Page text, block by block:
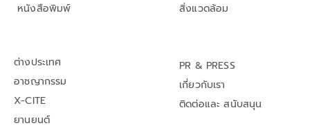
หนังสือพิมพ์
สิ่งแวดล้อม
ต่างประเทศ
อาชญากรรม
X-CITE
ยานยนต์
PR & PRESS
เกี่ยวกับเรา
ติดต่อและ สนับสนุน